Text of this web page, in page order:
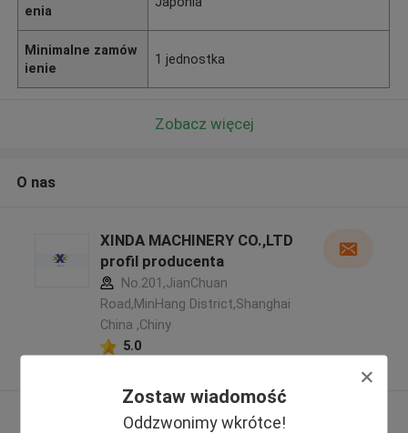
Zostaw wiadomość
Oddzwonimy wkrótce!
enia
Minimalne zamów
ienie
1 jednostka
Zobacz więcej
O nas
XINDA MACHINERY CO.,LTD
profil producenta
No.201,JianChuan
Road,MinHang District,Shanghai
China ,Chiny
5.0
Zobacz więcej